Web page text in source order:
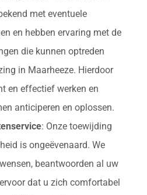
met eventuele
en hebben ervaring met de
die kunnen optreden
in Maarheeze. Hierdoor
en effectief werken en
anticiperen en oplossen.
: Onze toewijding
is ongeëvenaard. We
beantwoorden al uw
dat u zich comfortabel